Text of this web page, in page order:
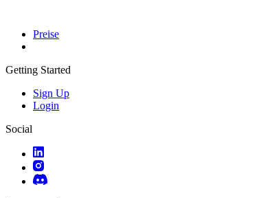
Preise
Getting Started
Sign Up
Login
Social